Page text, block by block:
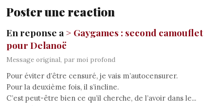
Poster une reaction
En reponse a > Gaygames : second camouflet
pour Delanoë
Message original, par moi profond
Pour éviter d’être censuré, je vais m’autocensurer.
Pour la deuxième fois, il s’incline.
C’est peut-être bien ce qu’il cherche, de l’avoir dans le...